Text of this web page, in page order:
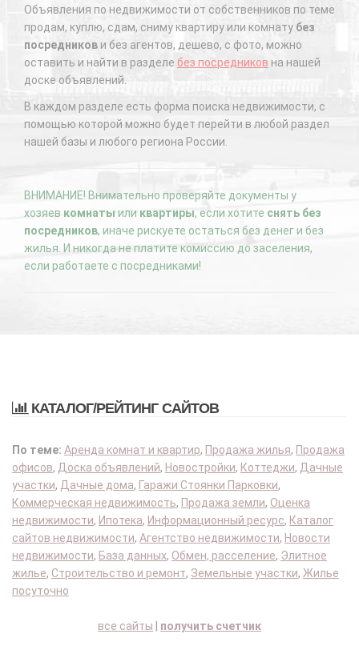
Объявления по недвижимости от собственников по теме
продам, куплю, сдам, сниму квартиру или комнату без
посредников и без агентов, дешево, с фото, можно
оставить и найти в разделе без посредников на нашей
доске объявлений.
В каждом разделе есть форма поиска недвижимости, с
помощью которой можно будет перейти в любой раздел
нашей базы и любого региона России.
ВНИМАНИЕ! Внимательно проверяйте документы у
хозяев комнаты или квартиры, если хотите снять без
посредников, иначе рискуете остаться без денег и без
жилья. И никогда не платите комиссию до заселения,
если работаете с посредниками!
КАТАЛОГ/РЕЙТИНГ САЙТОВ
По теме: Аренда комнат и квартир, Продажа жилья, Продажа
офисов, Доска объявлений, Новостройки, Коттеджи, Дачные
участки, Дачные дома, Гаражи Стоянки Парковки,
Коммерческая недвижимость, Продажа земли, Оценка
недвижимости, Ипотека, Информационный ресурс, Каталог
сайтов недвижимости, Агентство недвижимости, Новости
недвижимости, База данных, Обмен, расселение, Элитное
жилье, Строительство и ремонт, Земельные участки, Жилье
посуточно
все сайты получить счетчик